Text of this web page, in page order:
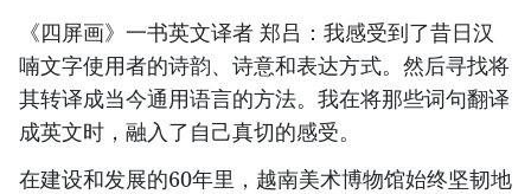
《四屏画》一书英文译者 郑吕：我感受到了昔日汉
喃文字使用者的诗韵、诗意和表达方式。然后寻找将
其转译成当今通用语言的方法。我在将那些词句翻译
成英文时，融入了自己真切的感受。
在建设和发展的60年里，越南美术博物馆始终坚韧地